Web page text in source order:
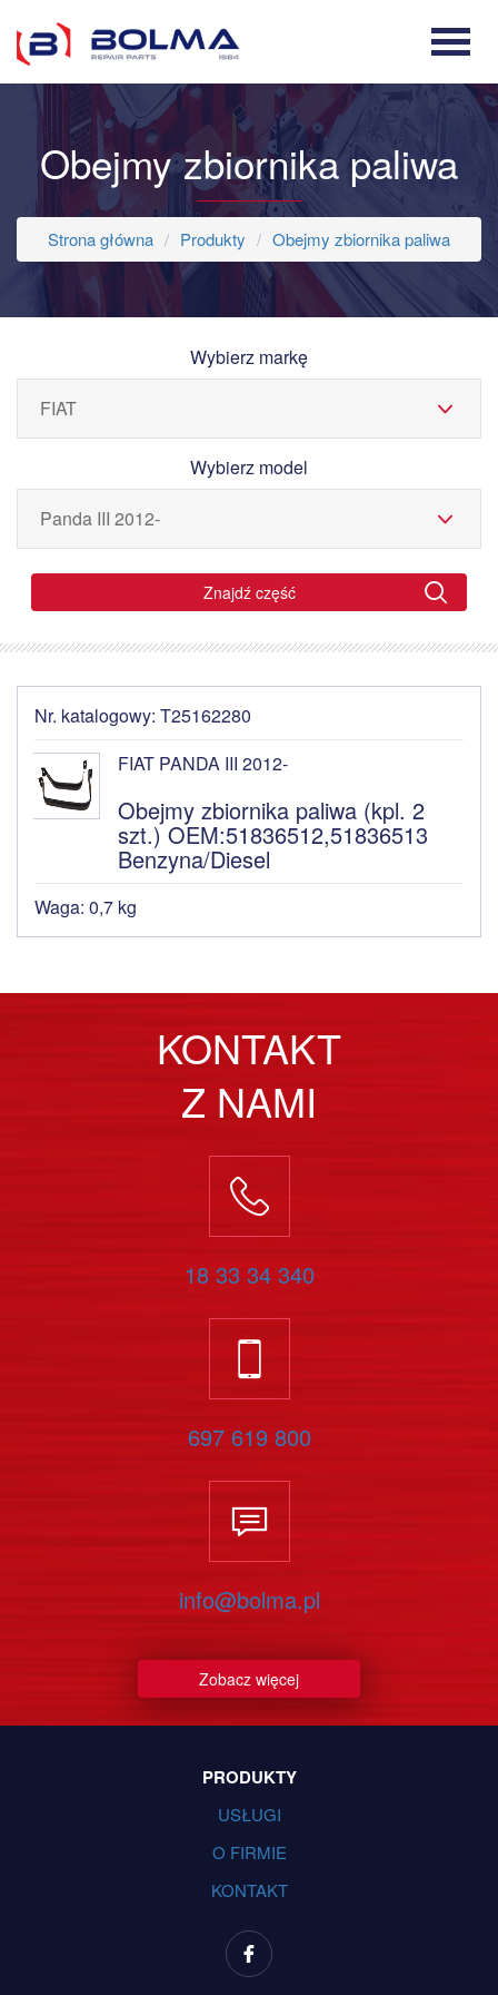
Obejmy zbiornika paliwa
Strona główna Produkty Obejmy zbiornika paliwa
Wybierz markę
Wybierz model
Znajdź część
Nr. katalogowy: T25162280
FIAT PANDA III 2012-
Obejmy zbiornika paliwa (kpl. 2
szt.) OEM:51836512,51836513
Benzyna/Diesel
Waga: 0,7 kg
KONTAKT
Z NAMI
18 33 34 340
697 619 800
info@bolma.pl
Zobacz więcej
PRODUKTY
USŁUGI
O FIRMIE
KONTAKT